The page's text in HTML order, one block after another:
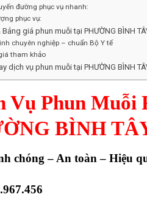
đường phục vụ nhanh:
phục vụ:
giá phun muỗi tại PHƯỜNG BÌNH
chuyên nghiệp – chuẩn Bộ Y tế
tham khảo
dịch vụ phun muỗi tại PHƯỜNG BÌNH
Vụ Phun Muỗi
BÌNH
chóng – An toàn – Hiệu